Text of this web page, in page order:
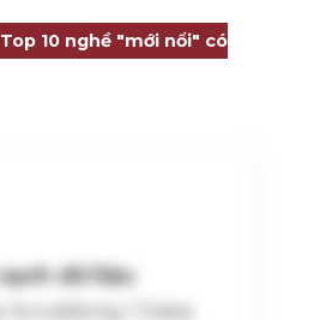
10 nghề "mới nổi" có